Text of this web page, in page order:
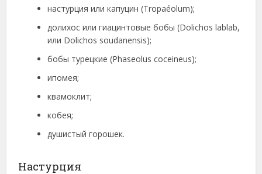
настурция или капуцин (Tropaéolum);
долихос или гиацинтовые бобы (Dolichos lablab,
или Dolichos soudanensis);
бобы турецкие (Phaseolus coceineus);
ипомея;
квамоклит;
кобея;
душистый горошек.
Настурция